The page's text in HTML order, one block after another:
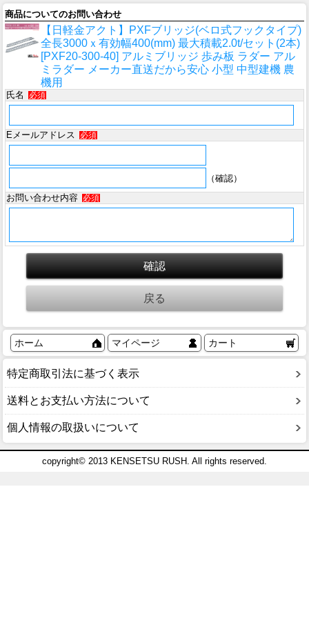
商品についてのお問い合わせ
【日軽金アクト】PXFブリッジ(ベロ式フックタイプ)
全長3000ｘ有効幅400(mm) 最大積載2.0t/セット(2本)
[PXF20-300-40] アルミブリッジ 歩み板 ラダー アル
ミラダー メーカー直送だから安心 小型 中型建機 農
機用
氏名 必須
Eメールアドレス 必須
（確認）
お問い合わせ内容
必須
ホーム マイページ カート
特定商取引法に基づく表示
送料とお支払い方法について
個人情報の取扱いについて
copyright© 2013 KENSETSU RUSH. All rights reserved.